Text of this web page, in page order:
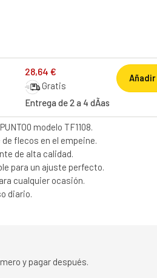
28,64 €
Gratis
Entrega de 2 a 4 dÃ­as
modelo TF1108.
flecos en el empeine.
de alta calidad.
para un ajuste perfecto.
cualquier ocasión.
diario.
y pagar después.